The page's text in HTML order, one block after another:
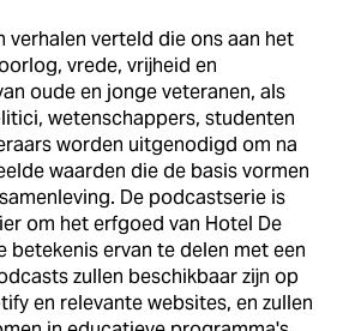
verhalen verteld die ons aan het
vrede, vrijheid en
oude en jonge veteranen, als
wetenschappers, studenten
worden uitgenodigd om na
waarden die de basis vormen
De podcastserie is
om het erfgoed van Hotel De
betekenis ervan te delen met een
zullen beschikbaar zijn op
en relevante websites, en zullen